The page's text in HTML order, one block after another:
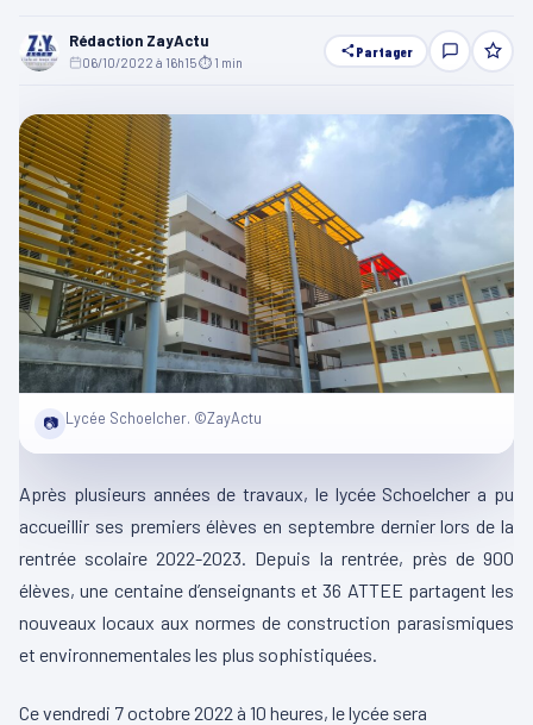
Rédaction ZayActu
06/10/2022 à 16h15⏱ 1 min
Partager
📷 Lycée Schoelcher. ©ZayActu
Après plusieurs années de travaux, le lycée Schoelcher a pu
accueillir ses premiers élèves en septembre dernier lors de la
rentrée scolaire 2022-2023. Depuis la rentrée, près de 900
élèves, une centaine d’enseignants et 36 ATTEE partagent les
nouveaux locaux aux normes de construction parasismiques
et environnementales les plus sophistiquées.
Ce vendredi 7 octobre 2022 à 10 heures, le lycée sera